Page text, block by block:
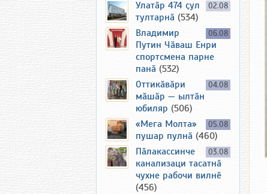
02.08
Улатӑр 474 ҫул
тултарнӑ (534)
06.08
Владимир
Путин Чӑваш Енри
спортсмена парне
панӑ (532)
04.08
Оттикӑвӑри
мӑшӑр — ылтӑн
юбиляр (506)
05.08
«Мега Молта»
пушар пулнӑ (460)
03.08
Пӑлакассинче
канализаци тасатнӑ
чухне рабочи вилнӗ
(456)